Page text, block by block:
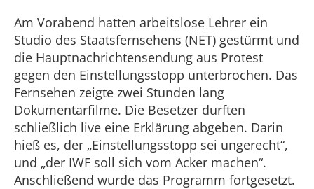
Am Vorabend hatten arbeitslose Lehrer ein
Studio des Staatsfernsehens (NET) gestürmt und
die Hauptnachrichtensendung aus Protest
gegen den Einstellungsstopp unterbrochen. Das
Fernsehen zeigte zwei Stunden lang
Dokumentarfilme. Die Besetzer durften
schließlich live eine Erklärung abgeben. Darin
hieß es, der „Einstellungsstopp sei ungerecht“,
und „der IWF soll sich vom Acker machen“.
Anschließend wurde das Programm fortgesetzt.